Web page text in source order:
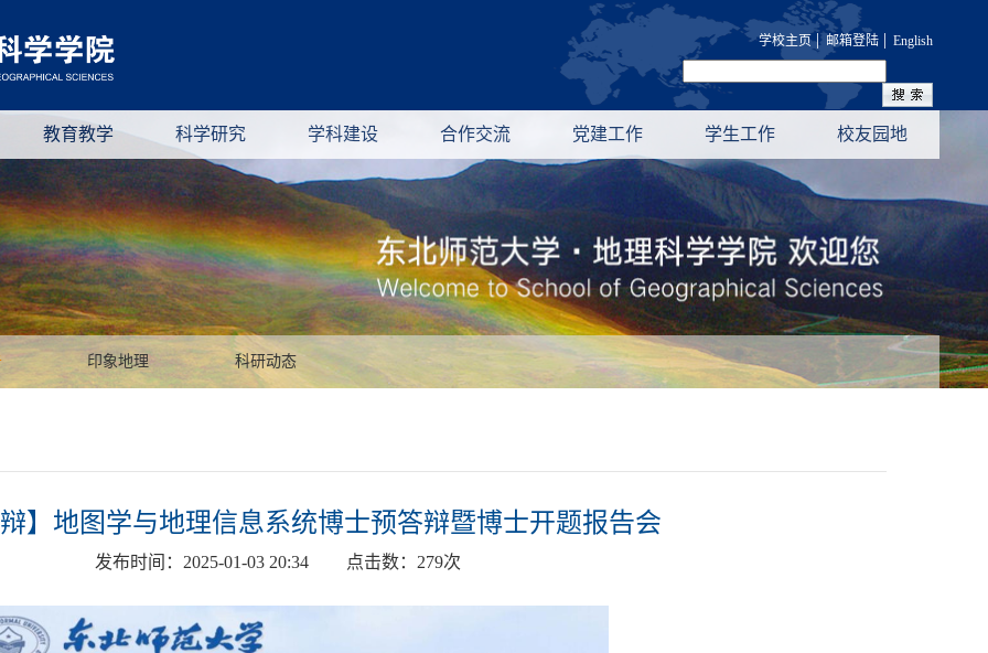
学校主页| 邮箱登陆 | English
教育教学 科学研究 学科建设 合作交流 党建工作 学生工作 校友园地
印象地理 科研动态
】地图学与地理信息系统博士预答辩暨博士开题报告会
发布时间： 2025-01-03 20:34 点击数： 279次